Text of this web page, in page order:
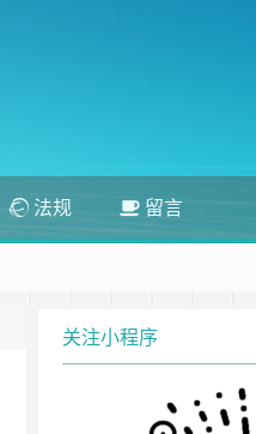
法规 留言
关注小程序